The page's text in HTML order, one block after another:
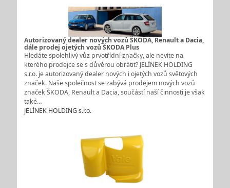
Autorizovaný dealer nových vozů ŠKODA, Renault a Dacia,
dále prodej ojetých vozů ŠKODA Plus
Hledáte spolehlivý vůz prvotřídní značky, ale nevíte na
kterého prodejce se s důvěrou obrátit? JELÍNEK HOLDING
s.r.o. je autorizovaný dealer nových i ojetých vozů světových
značek. Naše společnost se zabývá prodejem nových vozů
značek ŠKODA, Renault a Dacia, součástí naší činnosti je však
také…
JELÍNEK HOLDING s.r.o.